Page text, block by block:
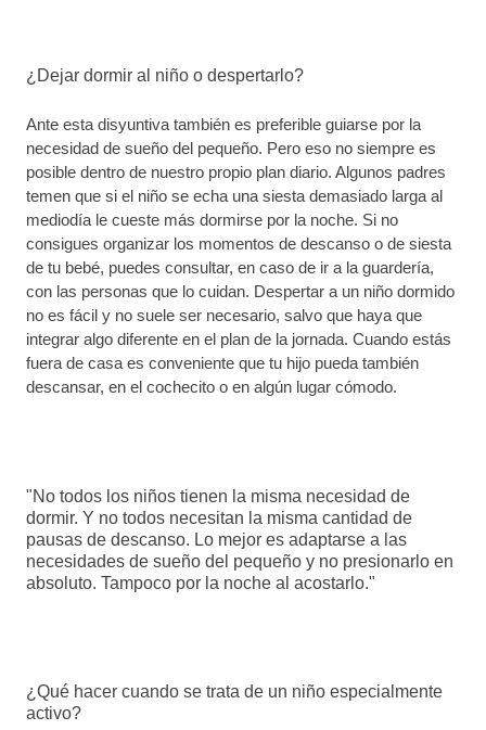
¿Dejar dormir al niño o despertarlo?
Ante esta disyuntiva también es preferible guiarse por la
necesidad de sueño del pequeño. Pero eso no siempre es
posible dentro de nuestro propio plan diario. Algunos padres
temen que si el niño se echa una siesta demasiado larga al
mediodía le cueste más dormirse por la noche. Si no
consigues organizar los momentos de descanso o de siesta
de tu bebé, puedes consultar, en caso de ir a la guardería,
con las personas que lo cuidan. Despertar a un niño dormido
no es fácil y no suele ser necesario, salvo que haya que
integrar algo diferente en el plan de la jornada. Cuando estás
fuera de casa es conveniente que tu hijo pueda también
descansar, en el cochecito o en algún lugar cómodo.
"No todos los niños tienen la misma necesidad de
dormir. Y no todos necesitan la misma cantidad de
pausas de descanso. Lo mejor es adaptarse a las
necesidades de sueño del pequeño y no presionarlo en
absoluto. Tampoco por la noche al acostarlo."
¿Qué hacer cuando se trata de un niño especialmente
activo?